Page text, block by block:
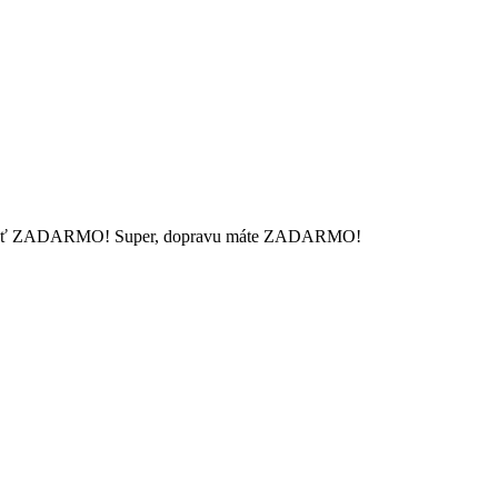
ZADARMO! Super, dopravu máte ZADARMO!